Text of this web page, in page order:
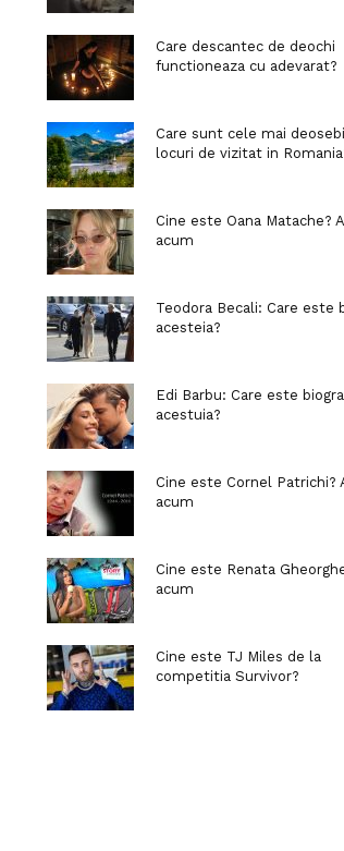
Care descantec de deochi
functioneaza cu adevarat?
Care sunt cele mai
locuri de vizitat in
Cine este Oana Matache?
acum
Teodora Becali: Care este
acesteia?
Edi Barbu: Care este
acestuia?
Cine este Cornel Patrichi?
acum
Cine este Renata
acum
Cine este TJ Miles de la
competitia Survivor?